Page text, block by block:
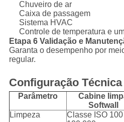
Chuveiro de ar
Caixa de passagem
Sistema HVAC
Controle de temperatura e
Etapa 6 Validação e
Garanta o desempenho por
regular.
Configuração Técnica
Parâmetro
Cabine
Softwall
Limpeza
Classe ISO